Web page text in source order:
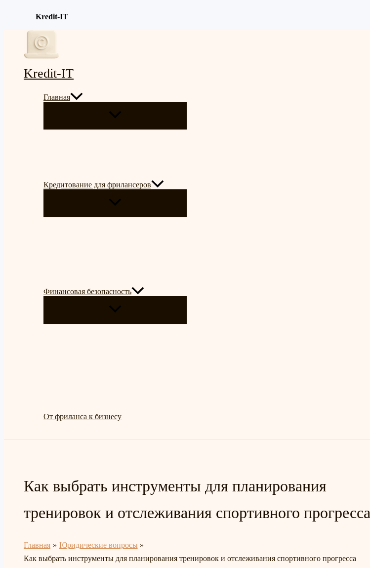
Kredit-IT
Kredit-IT
Главная
ПЕРЕКЛЮЧАТЕЛЬ
МЕНЮ
Кредитование для фрилансеров
ПЕРЕКЛЮЧАТЕЛЬ
МЕНЮ
Финансовая безопасность
ПЕРЕКЛЮЧАТЕЛЬ
МЕНЮ
От фриланса к бизнесу
Как выбрать инструменты для планирования
тренировок и отслеживания спортивного прогресса
Главная
Юридические вопросы
Как выбрать инструменты для планирования тренировок и отслеживания спортивного прогресса